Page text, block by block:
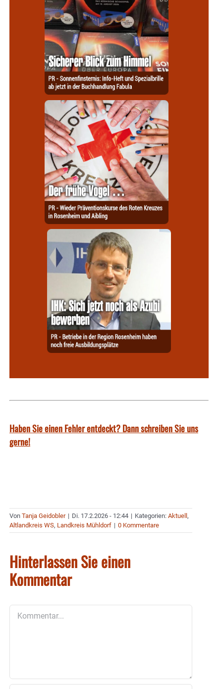
Haben Sie einen Fehler entdeckt? Dann schreiben Sie uns
gerne!
Von Tanja Geidobler | Di. 17.2.2026 - 12:44 | Kategorien: Aktuell ,
Altlandkreis WS, Landkreis Mühldorf | 0 Kommentare
Hinterlassen Sie einen
Kommentar